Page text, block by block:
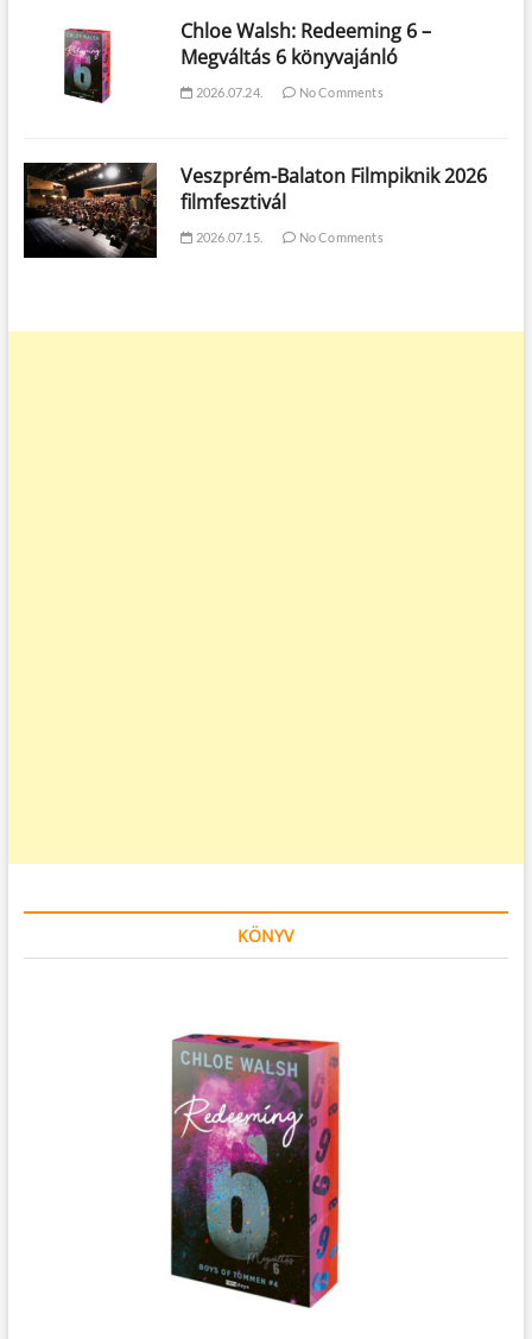
Chloe Walsh: Redeeming 6 –
Megváltás 6 könyvajánló
2026.07.24. No Comments
Veszprém-Balaton Filmpiknik 2026
filmfesztivál
2026.07.15. No Comments
KÖNYV